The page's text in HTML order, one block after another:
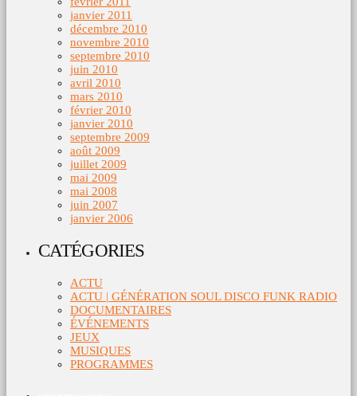
janvier 2011
décembre 2010
novembre 2010
septembre 2010
juin 2010
avril 2010
mars 2010
février 2010
janvier 2010
septembre 2009
août 2009
juillet 2009
mai 2009
mai 2008
juin 2007
janvier 2006
CATÉGORIES
ACTU
ACTU | GÉNÉRATION SOUL DISCO FUNK RADIO
DOCUMENTAIRES
ÉVÉNEMENTS
JEUX
MUSIQUES
PROGRAMMES